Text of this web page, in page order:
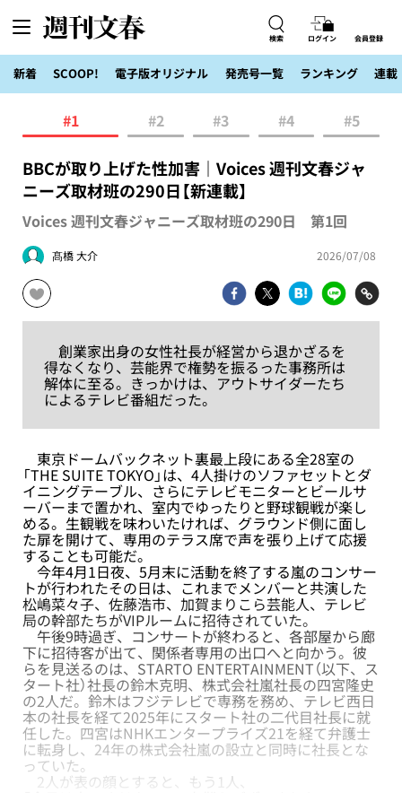
検索 ログイン 会員登録
新着 SCOOP! 電子版オリジナル 発売号一覧 ランキング 連載
#1 #2 #3 #4 #5
BBCが取り上げた性加害｜Voices 週刊文春ジャ
ニーズ取材班の290日【新連載】
Voices 週刊文春ジャニーズ取材班の290日 第1回
髙橋 大介 2026/07/08
創業家出身の女性社長が経営から退かざるを
得なくなり、芸能界で権勢を振るった事務所は
解体に至る。きっかけは、アウトサイダーたち
によるテレビ番組だった。
東京ドームバックネット裏最上段にある全28室の
「THE SUITE TOKYO」は、4人掛けのソファセットとダ
イニングテーブル、さらにテレビモニターとビールサ
ーバーまで置かれ、室内でゆったりと野球観戦が楽し
める。生観戦を味わいたければ、グラウンド側に面し
た扉を開けて、専用のテラス席で声を張り上げて応援
することも可能だ。
今年4月1日夜、5月末に活動を終了する嵐のコンサー
トが行われたその日は、これまでメンバーと共演した
松嶋菜々子、佐藤浩市、加賀まりこら芸能人、テレビ
局の幹部たちがVIPルームに招待されていた。
午後9時過ぎ、コンサートが終わると、各部屋から廊
下に招待客が出て、関係者専用の出口へと向かう。彼
らを見送るのは、STARTO ENTERTAINMENT（以下、ス
タート社）社長の鈴木克明、株式会社嵐社長の四宮隆史
の2人だ。鈴木はフジテレビで専務を務め、テレビ西日
本の社長を経て2025年にスタート社の二代目社長に就
任した。四宮はNHKエンタープライズ21を経て弁護士
に転身し、24年の株式会社嵐の設立と同時に社長とな
っていた。
2人が表の顔とすると、もう1人、